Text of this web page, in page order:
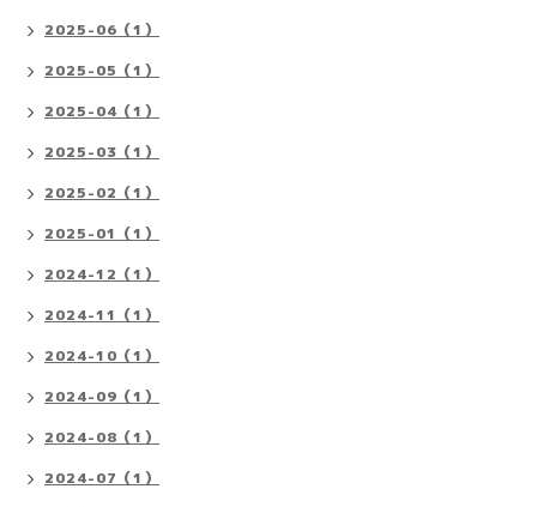
2025-06（1）
2025-05（1）
2025-04（1）
2025-03（1）
2025-02（1）
2025-01（1）
2024-12（1）
2024-11（1）
2024-10（1）
2024-09（1）
2024-08（1）
2024-07（1）